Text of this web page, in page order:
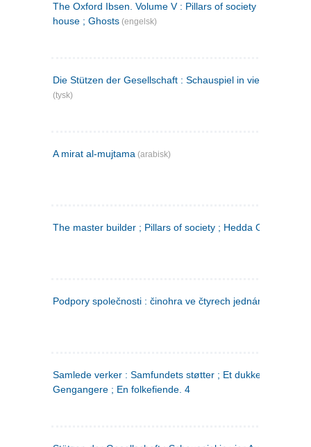
The Oxford Ibsen. Volume V : Pillars of society ; A doll's
house ; Ghosts (engelsk)
Die Stützen der Gesellschaft : Schauspiel in vier Aufzügen
(tysk)
A mirat al-mujtama (arabisk)
The master builder ; Pillars of society ; Hedda Gabler
Podpory společnosti : činohra ve čtyrech jednáních
Samlede verker : Samfundets støtter ; Et dukkehjem ;
Gengangere ; En folkefiende. 4